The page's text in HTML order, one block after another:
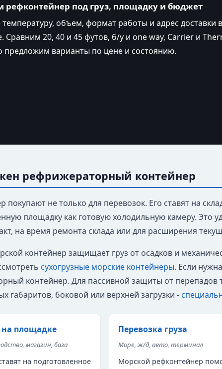
рефконтейнер под груз, площадку и бюджет
объем, формат работы и адрес доставки в
Сравним 20, 40 и 45 футов, б/у и one way, Carrier и
предложим варианты по цене и состоянию.
рефрижераторный контейнер
покупают не только для перевозок. Его ставят на
площадку как готовую холодильную камеру. Это
на время ремонта склада или для расширения
контейнер защищает груз от осадков и
сухогрузные морские контейнеры. Если
контейнер. Для пассивной защиты от перепадов
габаритов, боковой или верхней загрузки -
площадке
магазин, база
на подготовленное
Перевозка груза
Море, ж/д, авто, терминал
Морской рефконтейнер